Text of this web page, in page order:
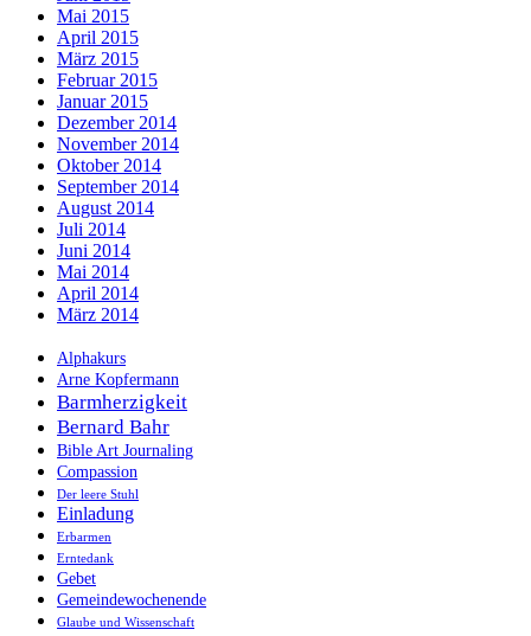
Mai 2015
April 2015
März 2015
Februar 2015
Januar 2015
Dezember 2014
November 2014
Oktober 2014
September 2014
August 2014
Juli 2014
Juni 2014
Mai 2014
April 2014
März 2014
Alphakurs
Arne Kopfermann
Barmherzigkeit
Bernard Bahr
Bible Art Journaling
Compassion
Der leere Stuhl
Einladung
Erbarmen
Erntedank
Gebet
Gemeindewochenende
Glaube und Wissenschaft